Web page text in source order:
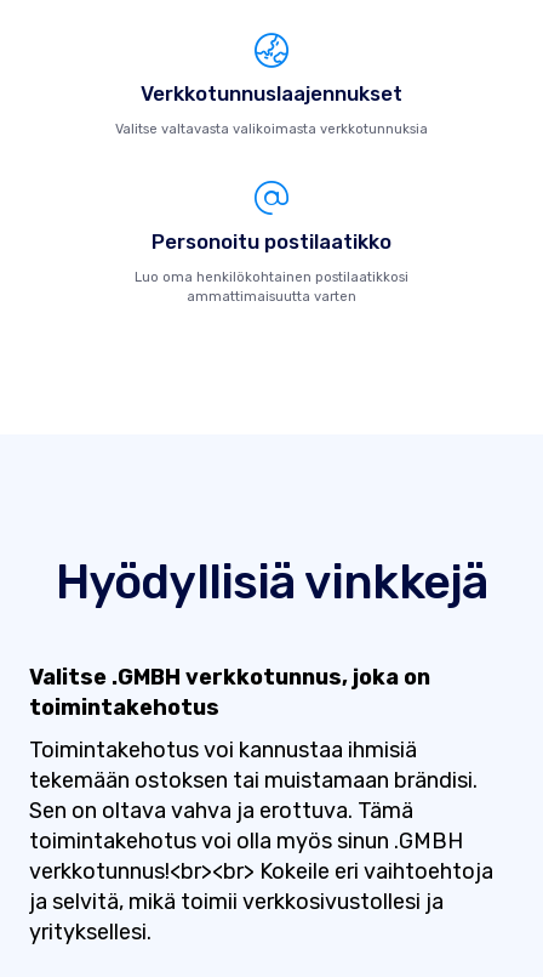
Verkkotunnuslaajennukset
Valitse valtavasta valikoimasta verkkotunnuksia
Personoitu postilaatikko
Luo oma henkilökohtainen postilaatikkosi
ammattimaisuutta varten
Hyödyllisiä vinkkejä
Valitse .GMBH verkkotunnus, joka on
toimintakehotus
Toimintakehotus voi kannustaa ihmisiä
tekemään ostoksen tai muistamaan brändisi.
Sen on oltava vahva ja erottuva. Tämä
toimintakehotus voi olla myös sinun .GMBH
verkkotunnus!<br><br> Kokeile eri vaihtoehtoja
ja selvitä, mikä toimii verkkosivustollesi ja
yrityksellesi.